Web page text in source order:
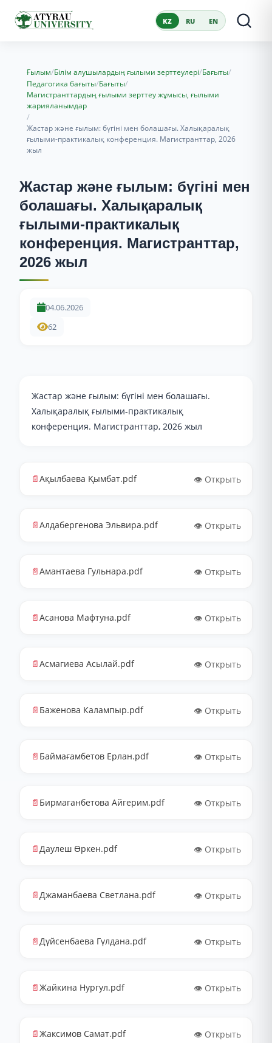
KZ RU EN
Ғылым/Білім алушылардың ғылыми зерттеулері/Бағыты/
Педагогика бағыты/Бағыты/
Магистранттардың ғылыми зерттеу жұмысы, ғылыми
жарияланымдар
/
Жастар және ғылым: бүгіні мен болашағы. Халықаралық
ғылыми-практикалық конференция. Магистранттар, 2026
жыл
Жастар және ғылым: бүгіні мен
болашағы. Халықаралық
ғылыми-практикалық
конференция. Магистранттар,
2026 жыл
04.06.2026
62
Жастар және ғылым: бүгіні мен болашағы.
Халықаралық ғылыми-практикалық
конференция. Магистранттар, 2026 жыл
📄Ақылбаева Қымбат.pdf 👁️ Открыть
📄Алдабергенова Эльвира.pdf 👁️ Открыть
📄Амантаева Гульнара.pdf 👁️ Открыть
📄Асанова Мафтуна.pdf 👁️ Открыть
📄Асмагиева Асылай.pdf 👁️ Открыть
📄 Баженова Калампыр.pdf 👁️ Открыть
📄 Баймағамбетов Ерлан.pdf 👁️ Открыть
📄 Бирмаганбетова Айгерим.pdf 👁️ Открыть
📄Даулеш Өркен.pdf 👁️ Открыть
📄Джаманбаева Светлана.pdf 👁️ Открыть
📄Дүйсенбаева Гүлдана.pdf 👁️ Открыть
📄Жайкина Нургул.pdf 👁️ Открыть
📄Жаксимов Самат.pdf 👁️ Открыть